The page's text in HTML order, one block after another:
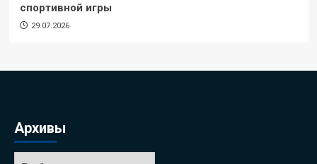
спортивной игры
29.07.2026
Архивы